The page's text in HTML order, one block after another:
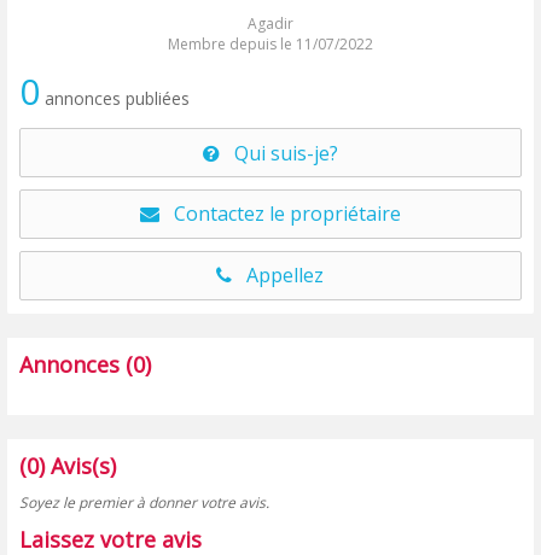
Agadir
Membre depuis le 11/07/2022
0 annonces publiées
Qui suis-je?
Contactez le propriétaire
Appellez
Annonces (0)
(0) Avis(s)
Soyez le premier à donner votre avis.
Laissez votre avis